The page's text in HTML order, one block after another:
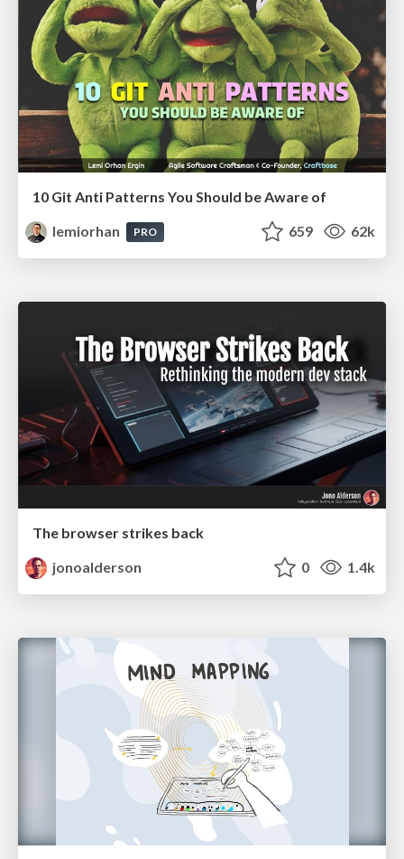
10 Git Anti Patterns You Should be Aware of
lemiorhan
PRO 659 62k
The browser strikes back
jonoalderson
0 1.4k